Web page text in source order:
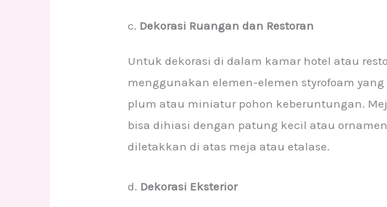
c. Dekorasi Ruangan dan Restoran
Untuk dekorasi di dalam kamar hotel atau
menggunakan elemen-elemen styrofoam
plum atau miniatur pohon keberuntungan.
bisa dihiasi dengan patung kecil atau
diletakkan di atas meja atau etalase.
d. Dekorasi Eksterior